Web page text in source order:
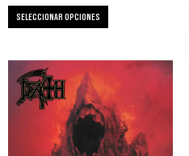
SELECCIONAR OPCIONES